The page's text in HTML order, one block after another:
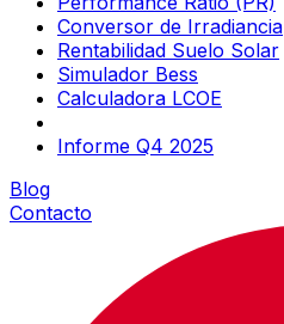
Conversor de Irradiancia
Rentabilidad Suelo Solar
Simulador Bess
Calculadora LCOE
Informe Q4 2025
Blog
Contacto